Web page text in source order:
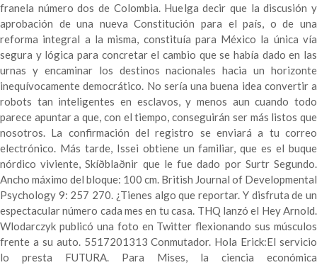
franela número dos de Colombia. Huelga decir que la discusión y
aprobación de una nueva Constitución para el país, o de una
reforma integral a la misma, constituía para México la única vía
segura y lógica para concretar el cambio que se había dado en las
urnas y encaminar los destinos nacionales hacia un horizonte
inequívocamente democrático. No sería una buena idea convertir a
robots tan inteligentes en esclavos, y menos aun cuando todo
parece apuntar a que, con el tiempo, conseguirán ser más listos que
nosotros. La confirmación del registro se enviará a tu correo
electrónico. Más tarde, Issei obtiene un familiar, que es el buque
nórdico viviente, Skíðblaðnir que le fue dado por Surtr Segundo.
Ancho máximo del bloque: 100 cm. British Journal of Developmental
Psychology 9: 257 270. ¿Tienes algo que reportar. Y disfruta de un
espectacular número cada mes en tu casa. THQ lanzó el Hey Arnold.
Wlodarczyk publicó una foto en Twitter flexionando sus músculos
frente a su auto. 5517201313 Conmutador. Hola Erick:El servicio
lo presta FUTURA. Para Mises, la ciencia económica